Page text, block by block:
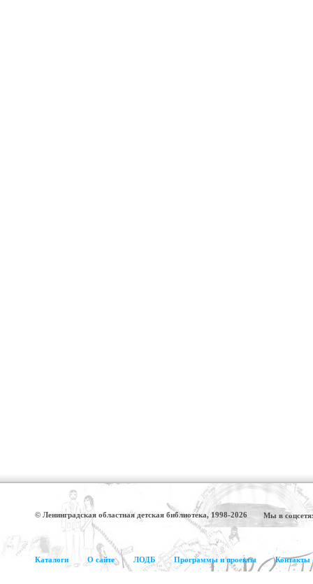
© Ленинградская областная детская библиотека, 1998-2026 Мы в
Каталоги О сайте ЛОДБ Программы и проекты Контакты